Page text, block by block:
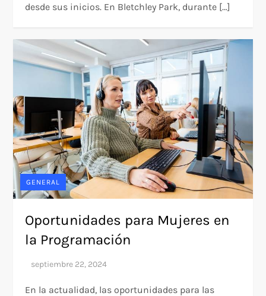
desde sus inicios. En Bletchley Park, durante […]
GENERAL
Oportunidades para Mujeres en
la Programación
En la actualidad, las oportunidades para las